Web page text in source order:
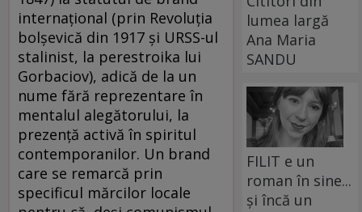
internaţional (prin Revoluţia
bolşevică din 1917 şi URSS-ul
stalinist, la perestroika lui
Gorbaciov), adică de la un
nume fără reprezentare în
mentalul alegătorului, la
prezenţă activă în spiritul
contemporanilor. Un brand
care se remarcă prin
specificul mărcilor locale
lumea largă
Ana Maria
SANDU
FILIT e un
roman în sine...
și încă un